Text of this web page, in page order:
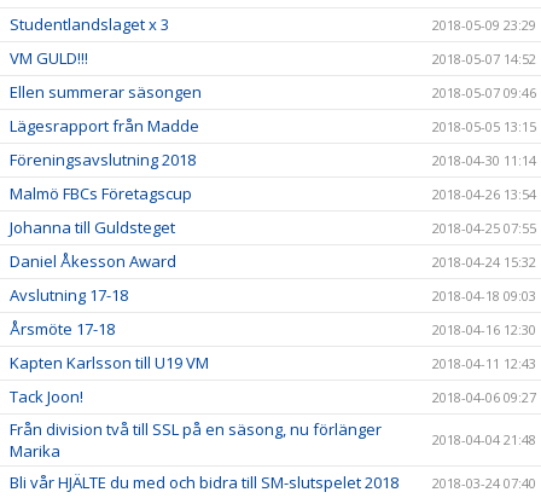
Studentlandslaget x 3 2018-05-09 23:29
VM GULD!!! 2018-05-07 14:52
Ellen summerar säsongen 2018-05-07 09:46
Lägesrapport från Madde 2018-05-05 13:15
Föreningsavslutning 2018 2018-04-30 11:14
Malmö FBCs Företagscup 2018-04-26 13:54
Johanna till Guldsteget 2018-04-25 07:55
Daniel Åkesson Award 2018-04-24 15:32
Avslutning 17-18 2018-04-18 09:03
Årsmöte 17-18 2018-04-16 12:30
Kapten Karlsson till U19 VM 2018-04-11 12:43
Tack Joon! 2018-04-06 09:27
Från division två till SSL på en säsong, nu förlänger
Marika
2018-04-04 21:48
Bli vår HJÄLTE du med och bidra till SM-slutspelet 2018 2018-03-24 07:40